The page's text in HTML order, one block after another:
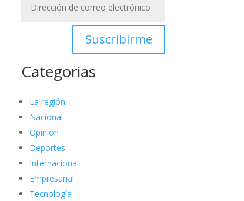
Suscribirme
Categorias
La región
Nacional
Opinión
Deportes
Internacional
Empresarial
Tecnología